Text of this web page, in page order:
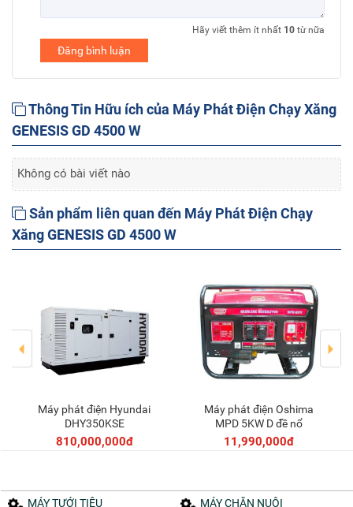
Hãy viết thêm ít nhất 10 từ nữa
Đăng bình luận
Thông Tin Hữu ích của Máy Phát Điện Chạy Xăng
GENESIS GD 4500 W
Không có bài viết nào
Sản phẩm liên quan đến Máy Phát Điện Chạy
Xăng GENESIS GD 4500 W
Thêm vào giỏ
Máy phát điện Hyundai
DHY350KSE
810,000,000đ
Thêm vào giỏ
Máy phát điện Oshima
MPD 5KW D đề nổ
11,990,000đ
MÁY TƯỚI TIÊU
MÁY CHĂN NUÔI